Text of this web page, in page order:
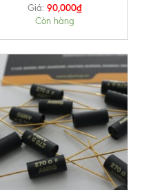
Giá: 90,000₫
Còn hàng